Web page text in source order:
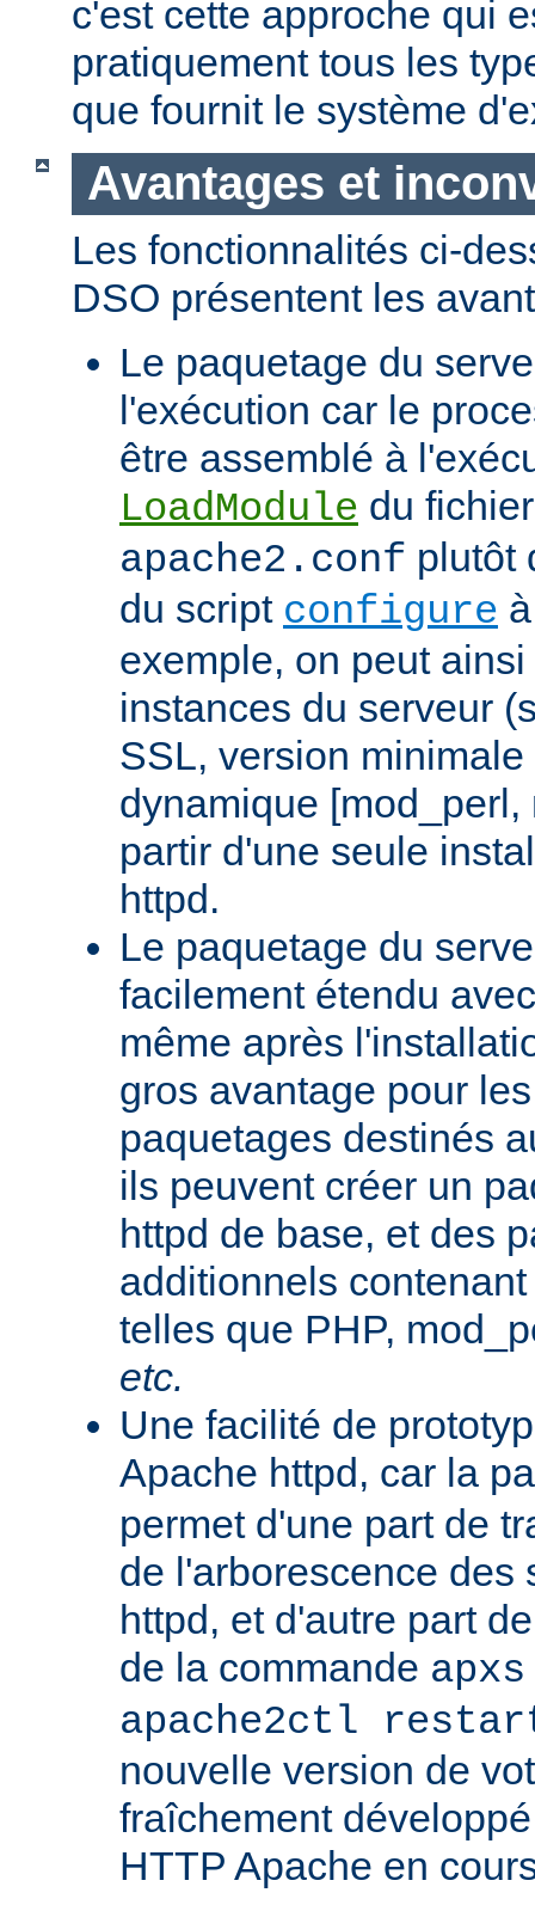
c'est cette approche qui
pratiquement tous les
que fournit le système
Avantages et
Les fonctionnalités ci-
DSO présentent les
Le paquetage du
l'exécution car le
être assemblé à
LoadModule du
apache2.conf plutôt
du script configure
exemple, on peut
instances du serveur
SSL, version
dynamique
partir d'une seule
httpd.
Le paquetage du
facilement étendu
même après
gros avantage pour
paquetages destinés
ils peuvent créer un
httpd de base, et des
additionnels
telles que PHP,
etc.
Une facilité de
Apache httpd, car la
permet d'une part de
de l'arborescence des
httpd, et d'autre part
de la commande
apache2ctl
nouvelle version de
fraîchement
HTTP Apache en